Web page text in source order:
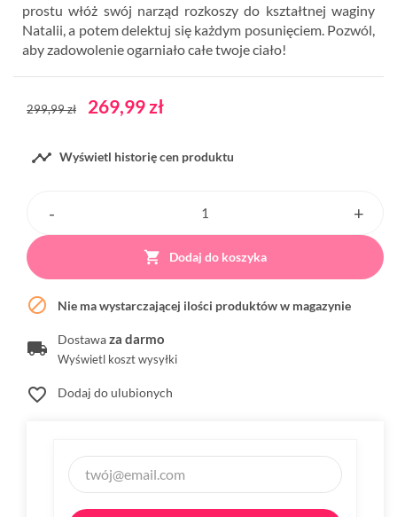
prostu włóż swój narząd rozkoszy do kształtnej waginy
Natalii, a potem delektuj się każdym posunięciem. Pozwól,
aby zadowolenie ogarniało całe twoje ciało!
299,99 zł 269,99 zł
 Wyświetl historię cen produktu
 Dodaj do koszyka
 Nie ma wystarczającej ilości produktów w magazynie
Dostawaza darmo
Wyświetl koszt wysyłki
favorite_border Dodaj do ulubionych